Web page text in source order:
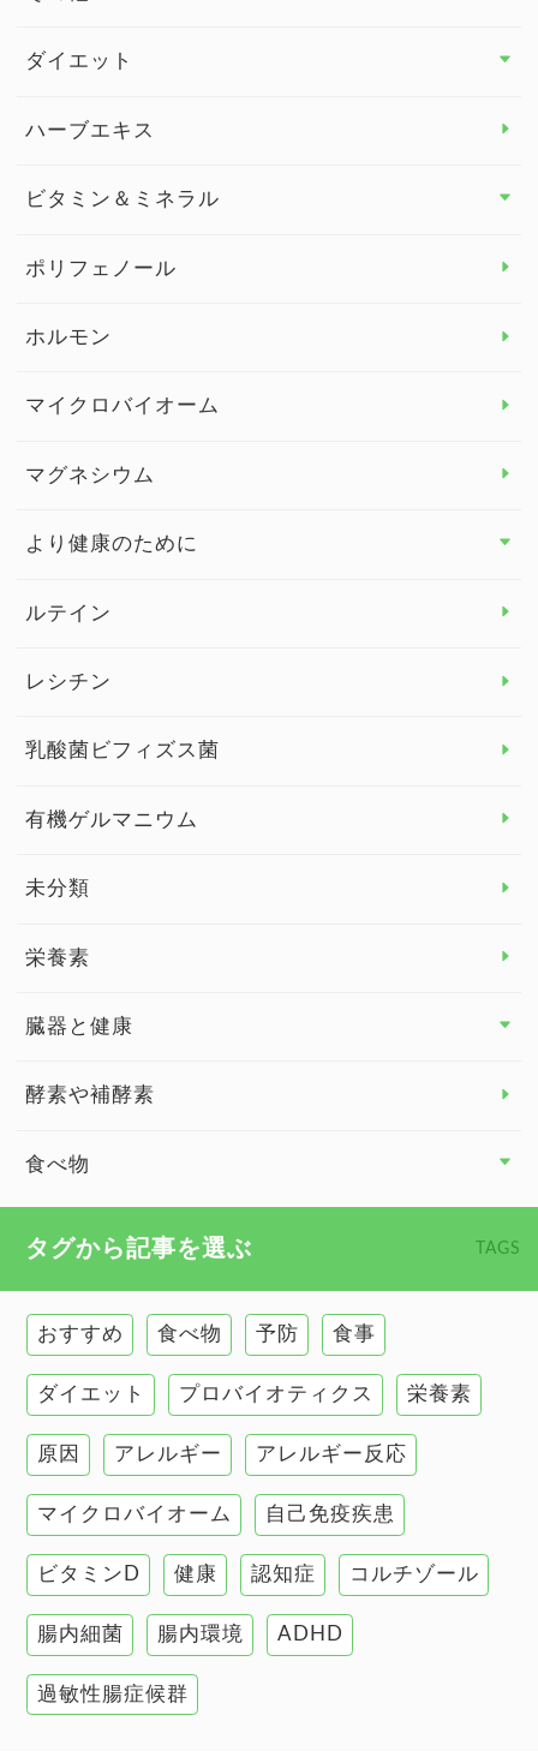
その他 トップ
健康セミナー
ダイエット
ダイエット トップ
ハーブエキス
ビタミン＆ミネラル
ビタミン＆ミネラル トップ
ビタミンE
ポリフェノール
ホルモン
マイクロバイオーム
マグネシウム
より健康のために
より健康のために トップ
眼の健康
睡眠
ルテイン
レシチン
乳酸菌ビフィズス菌
有機ゲルマニウム
未分類
栄養素
臓器と健康
臓器と健康 トップ
慢性疲労
甲状腺
肌
肝臓の健康
腸の健康
自己免疫疾患
高血圧
酵素や補酵素
食べ物
タグから記事を選ぶ TAGS
おすすめ 食べ物 予防 食事
ダイエット プロバイオティクス 栄養素
原因 アレルギー アレルギー反応
マイクロバイオーム 自己免疫疾患
ビタミンD 健康 認知症 コルチゾール
腸内細菌 腸内環境 ADHD
過敏性腸症候群